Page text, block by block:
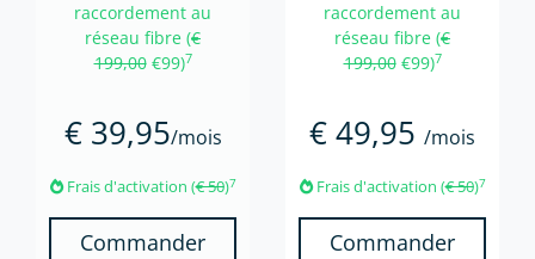
raccordement au
réseau fibre (€
199,00€99)7
€ 39,95/mois
Frais d'activation (€ 50)7
Commander
raccordement au
réseau fibre (€
199,00€99)7
€ 49,95 /mois
Frais d'activation (€ 50)7
Commander